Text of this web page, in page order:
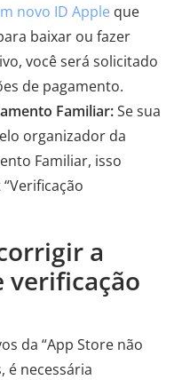
novo ID Apple que
baixar ou fazer
você será solicitado
de pagamento.
Familiar:Se sua
organizador da
Familiar, isso
a
verificação
da “App Store não
é necessária